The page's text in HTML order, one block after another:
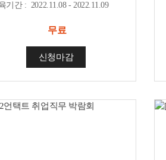
기간: 2022.11.08 - 2022.11.09
무료
신청마감